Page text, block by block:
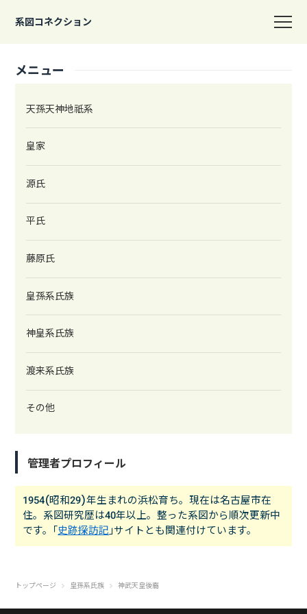
系図コネクション
メニュー
天孫天神地祇系
皇家
源氏
平氏
藤原氏
皇孫系氏族
神皇系氏族
渡来系氏族
その他
管理者プロフィール
1954(昭和29)年生まれの浜松育ち。現在は名古屋市在
住。系図研究歴は40年以上。整った系図から順次更新中
です。｢史跡探訪記 ｣サイトとも関連付けています。
トップページ 皇孫系氏族 神武天皇後裔